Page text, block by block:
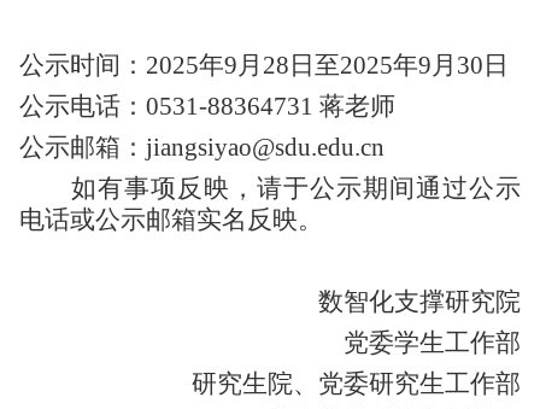
公示时间 ： 2025年9月 28 日至2025年9月 30 日
公示电话 ： 0531-88364731 蒋老师
公示邮箱 ：jiangsiyao@sdu.edu.cn
如有事项反映，请于公示期间通过公示
电话或公示邮箱实名反映。
数智化支撑研究院
党委学生工作部
研究生院、党委研究生工作部